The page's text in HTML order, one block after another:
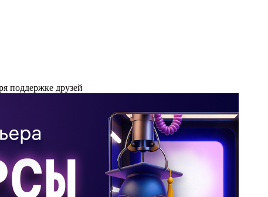
поддержке друзей